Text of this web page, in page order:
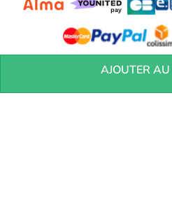
AJOUTER
En résumé, la carte graphique Asus
8GB GDDR7 OC Edition est le
exigeants à la recherche d'une carte
fiable. Son refroidissement actif,
Conditions générales de réservation
Vos informations personnelles